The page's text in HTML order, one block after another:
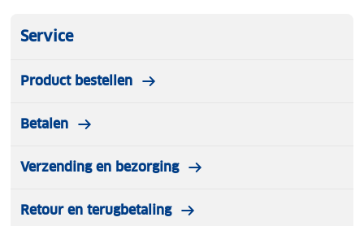
Service
Product bestellen
Betalen
Verzending en bezorging
Retour en terugbetaling